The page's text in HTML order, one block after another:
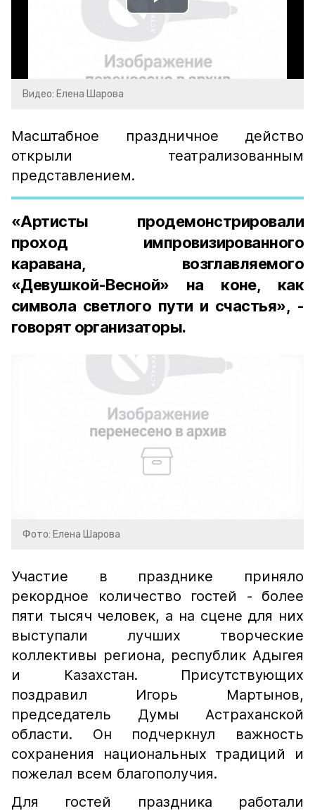
Play
Видео: Елена Шарова
Масштабное праздничное действо
открыли театрализованным
представлением.
«Артисты продемонстрировали
проход импровизированного
каравана, возглавляемого
«Девушкой-Весной» на коне, как
символа светлого пути и счастья», -
говорят организаторы.
Фото: Елена Шарова
Участие в празднике приняло
рекордное количество гостей - более
пяти тысяч человек, а на сцене для них
выступали лучших творческие
коллективы региона, республик Адыгея
и Казахстан. Присутствующих
поздравил Игорь Мартынов,
председатель Думы Астраханской
области. Он подчеркнул важность
сохранения национальных традиций и
пожелал всем благополучия.
Для гостей праздника работали